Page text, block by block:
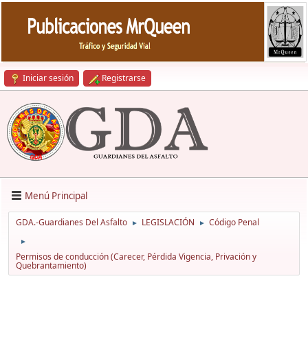
Iniciar sesión Registrarse
Menú Principal
GDA.-Guardianes Del Asfalto ► LEGISLACIÓN ► Código Penal
►
Permisos de conducción (Carecer, Pérdida Vigencia, Privación y
Quebrantamiento)